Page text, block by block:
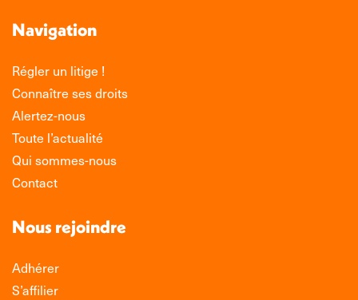
Navigation
Régler un litige !
Connaître ses droits
Alertez-nous
Toute l’actualité
Qui sommes-nous
Contact
Nous rejoindre
Adhérer
S’affilier